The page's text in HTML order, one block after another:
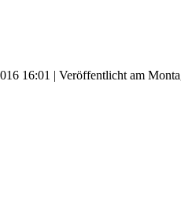
16:01 | Veröffentlicht am